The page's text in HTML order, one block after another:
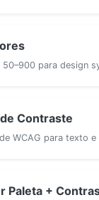
50–900 para design
Contraste
WCAG para texto e
Paleta +